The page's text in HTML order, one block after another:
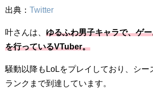
出典： Twitter
叶さんは、 ゆるふわ男子キャラで、ゲ
を行っているVTuber。
騒動以降もLoLをプレイしており、シー
ランクまで到達しています。